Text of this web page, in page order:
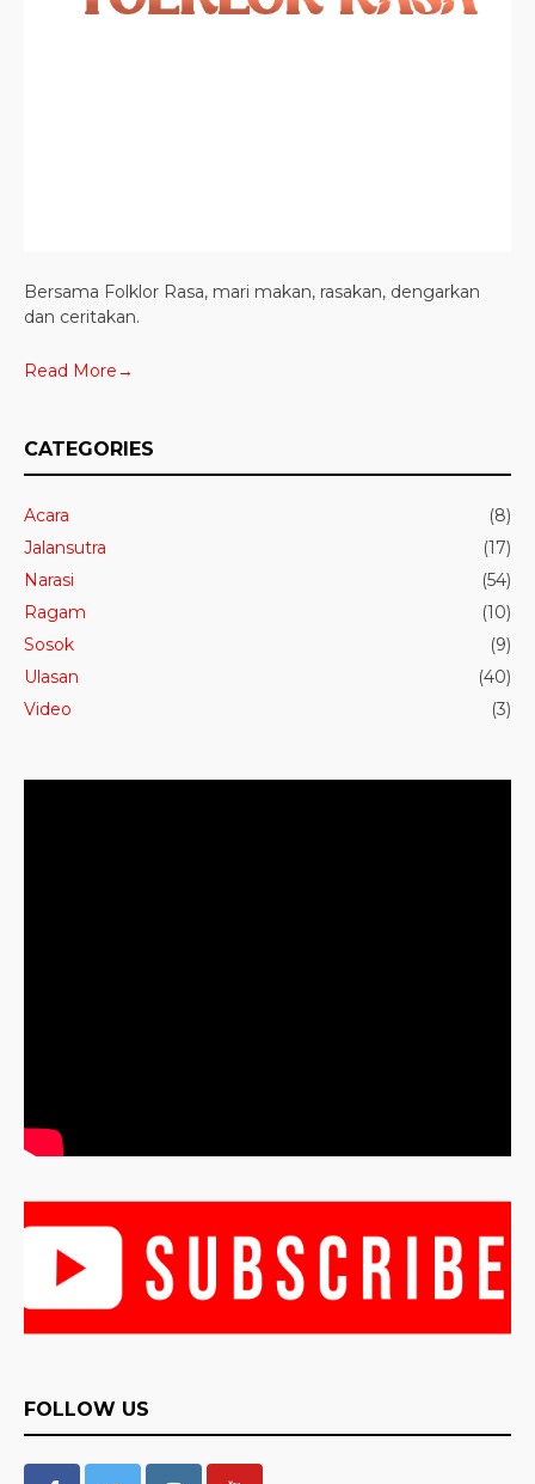
Bersama Folklor Rasa, mari makan, rasakan, dengarkan
dan ceritakan.
Read More→
CATEGORIES
Acara
(8)
Jalansutra
(17)
Narasi
(54)
Ragam
(10)
Sosok
(9)
Ulasan
(40)
Video
(3)
FOLLOW US